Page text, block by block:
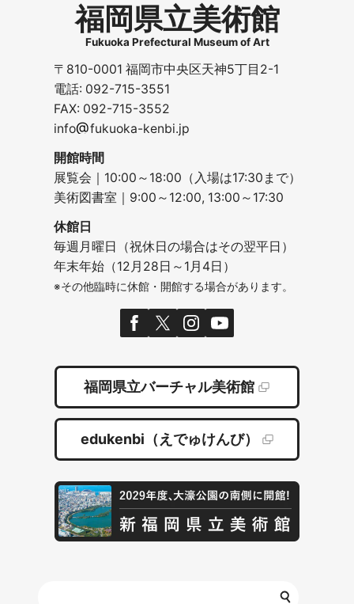
福岡県立美術館
Fukuoka Prefectural Museum of Art
〒810-0001 福岡市中央区天神5丁目2-1
電話: 092-715-3551
FAX: 092-715-3552
info@fukuoka-kenbi.jp
開館時間
展覧会｜10:00～18:00（入場は17:30まで）
美術図書室｜9:00～12:00, 13:00～17:30
休館日
毎週月曜日（祝休日の場合はその翌平日）
年末年始（12月28日～1月4日）
※その他臨時に休館・開館する場合があります。
福岡県立バーチャル美術館
edukenbi（えでゅけんび）